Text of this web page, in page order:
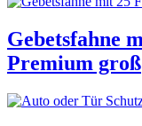
Gebetsfahne
Premium groß